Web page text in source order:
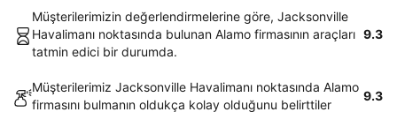
Müşterilerimizin değerlendirmelerine göre, Jacksonville
Havalimanı noktasında bulunan Alamo firmasının araçları
tatmin edici bir durumda.
9.3
Müşterilerimiz Jacksonville Havalimanı noktasında Alamo
firmasını bulmanın oldukça kolay olduğunu belirttiler
9.3